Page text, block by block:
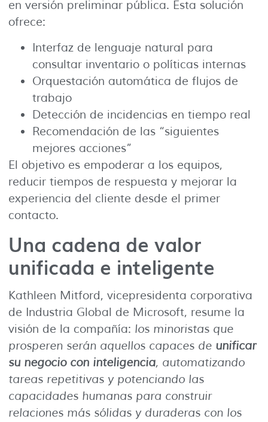
en versión preliminar pública. Esta solución
ofrece:
Interfaz de lenguaje natural para
consultar inventario o políticas internas
Orquestación automática de flujos de
trabajo
Detección de incidencias en tiempo real
Recomendación de las “siguientes
mejores acciones”
El objetivo es empoderar a los equipos,
reducir tiempos de respuesta y mejorar la
experiencia del cliente desde el primer
contacto.
Una cadena de valor
unificada e inteligente
Kathleen Mitford, vicepresidenta corporativa
de Industria Global de Microsoft, resume la
visión de la compañía: los minoristas que
prosperen serán aquellos capaces de unificar
su negocio con inteligencia, automatizando
tareas repetitivas y potenciando las
capacidades humanas para construir
relaciones más sólidas y duraderas con los